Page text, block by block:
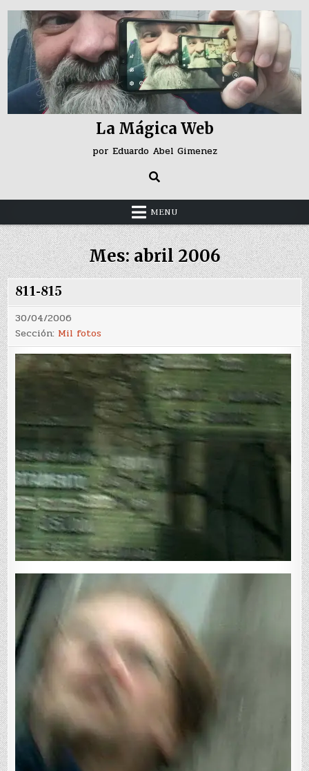
Skip
content
La Mágica Web
por Eduardo Abel Gimenez
MENU
Mes:abril 2006
811-815
30/04/2006
Sección: Mil fotos